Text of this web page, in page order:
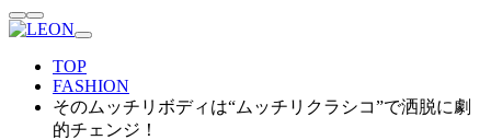
TOP
FASHION
そのムッチリボディは“ムッチリクラシコ”で洒脱に劇
的チェンジ！